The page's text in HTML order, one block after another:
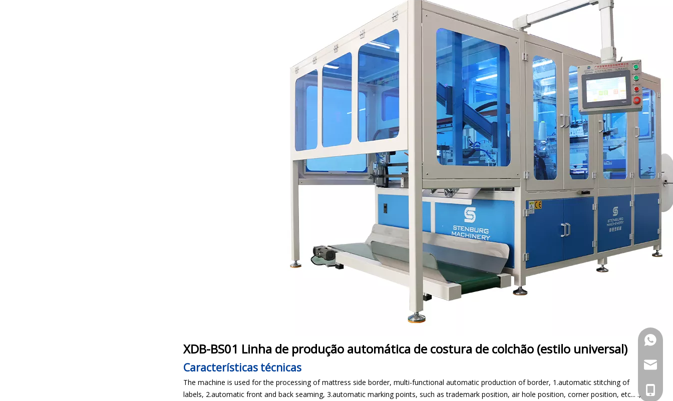
XDB-BS01 Linha de produção automática de costura de colchão (estilo universal)
Características técnicas
The machine is used for the processing of mattress side border, multi-functional automatic production of border, 1.automatic stitching of
labels, 2.automatic front and back seaming, 3.automatic marking points, such as trademark position, air hole position, corner position, etc... .,
+86
+86